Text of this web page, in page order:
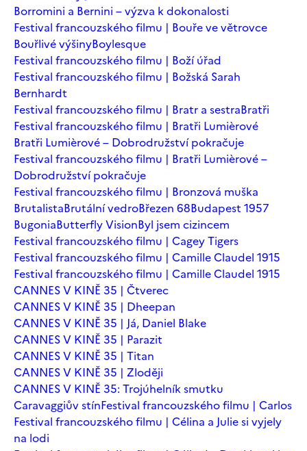
Borromini a Bernini – výzva k dokonalosti
Festival francouzského filmu | Bouře ve větrovce
Bouřlivé výšinyBoylesque
Festival francouzského filmu | Boží úřad
Festival francouzského filmu | Božská Sarah
Bernhardt
Festival francouzského filmu | Bratr a sestraBratři
Festival francouzského filmu | Bratři Lumièrové
Bratři Lumièrové – Dobrodružství pokračuje
Festival francouzského filmu | Bratři Lumièrové –
Dobrodružství pokračuje
Festival francouzského filmu | Bronzová muška
BrutalistaBrutální vedroBřezen 68Budapest 1957
BugoniaButterfly VisionByl jsem cizincem
Festival francouzského filmu | Cagey Tigers
Festival francouzského filmu | Camille Claudel 1915
Festival francouzského filmu | Camille Claudel 1915
CANNES V KINĚ 35 | Čtverec
CANNES V KINĚ 35 | Dheepan
CANNES V KINĚ 35 | Já, Daniel Blake
CANNES V KINĚ 35 | Parazit
CANNES V KINĚ 35 | Titan
CANNES V KINĚ 35 | Zloději
CANNES V KINĚ 35: Trojúhelník smutku
Caravaggiův stínFestival francouzského filmu | Carlos
Festival francouzského filmu | Célina a Julie si vyjely
na lodi